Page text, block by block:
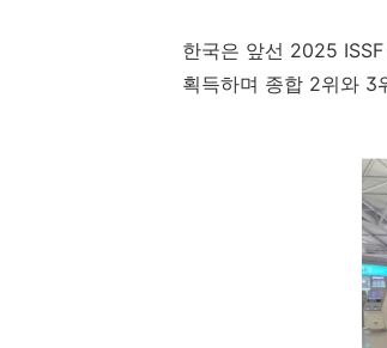
한국은 앞선 2025
획득하며 종합 2위와 3